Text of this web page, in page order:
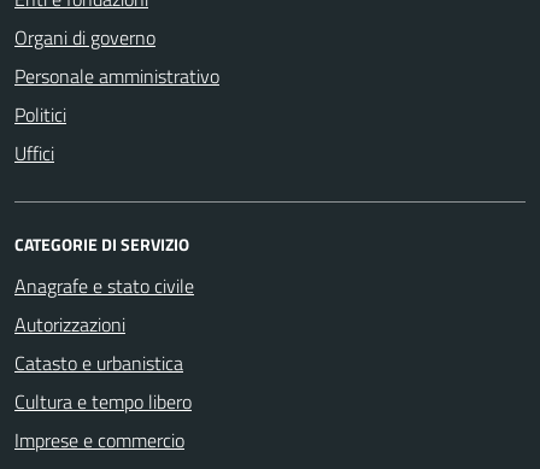
Organi di governo
Personale amministrativo
Politici
Uffici
CATEGORIE DI SERVIZIO
Anagrafe e stato civile
Autorizzazioni
Catasto e urbanistica
Cultura e tempo libero
Imprese e commercio